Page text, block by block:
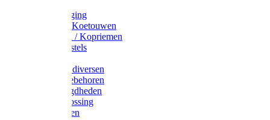
Uierverzorging
Halsters & Koetouwen
Halsriemen / Kopriemen
Koerugborstels
Koe / Stier diversen
Melkers toebehoren
Stalbenodigdheden
Kalververlossing
Stierenringen